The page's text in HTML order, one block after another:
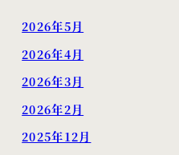
2026年5月
2026年4月
2026年3月
2026年2月
2025年12月